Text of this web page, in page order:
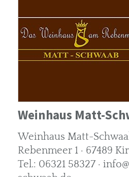
Weinhaus Matt-
Weinhaus Matt-
Rebenmeer 1 · 67489
Tel.: 06321 58327 ·